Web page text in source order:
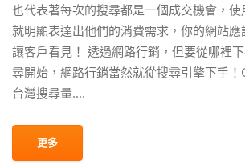
也代表著每次的搜尋都是一個成交機會，
就明顯表達出他們的消費需求，你的網站
讓客戶看見！ 透過網路行銷，但要從哪裡
尋開始，網路行銷當然就從搜尋引擎下手
台灣搜尋量....
更多